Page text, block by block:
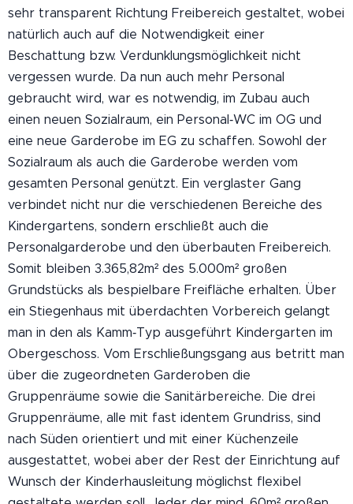
sehr transparent Richtung Freibereich gestaltet, wobei
natürlich auch auf die Notwendigkeit einer
Beschattung bzw. Verdunklungsmöglichkeit nicht
vergessen wurde. Da nun auch mehr Personal
gebraucht wird, war es notwendig, im Zubau auch
einen neuen Sozialraum, ein Personal‐WC im OG und
eine neue Garderobe im EG zu schaffen. Sowohl der
Sozialraum als auch die Garderobe werden vom
gesamten Personal genützt. Ein verglaster Gang
verbindet nicht nur die verschiedenen Bereiche des
Kindergartens, sondern erschließt auch die
Personalgarderobe und den überbauten Freibereich.
Somit bleiben 3.365,82m² des 5.000m² großen
Grundstücks als bespielbare Freifläche erhalten. Über
ein Stiegenhaus mit überdachten Vorbereich gelangt
man in den als Kamm‐Typ ausgeführt Kindergarten im
Obergeschoss. Vom Erschließungsgang aus betritt man
über die zugeordneten Garderoben die
Gruppenräume sowie die Sanitärbereiche. Die drei
Gruppenräume, alle mit fast identem Grundriss, sind
nach Süden orientiert und mit einer Küchenzeile
ausgestattet, wobei aber der Rest der Einrichtung auf
Wunsch der Kinderhausleitung möglichst flexibel